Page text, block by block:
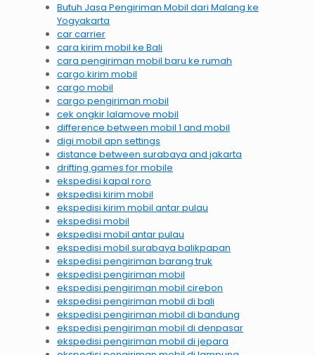
Butuh Jasa Pengiriman Mobil dari Malang ke
Yogyakarta
car carrier
cara kirim mobil ke Bali
cara pengiriman mobil baru ke rumah
cargo kirim mobil
cargo mobil
cargo pengiriman mobil
cek ongkir lalamove mobil
difference between mobil 1 and mobil
digi mobil apn settings
distance between surabaya and jakarta
drifting games for mobile
ekspedisi kapal roro
ekspedisi kirim mobil
ekspedisi kirim mobil antar pulau
ekspedisi mobil
ekspedisi mobil antar pulau
ekspedisi mobil surabaya balikpapan
ekspedisi pengiriman barang truk
ekspedisi pengiriman mobil
ekspedisi pengiriman mobil cirebon
ekspedisi pengiriman mobil di bali
ekspedisi pengiriman mobil di bandung
ekspedisi pengiriman mobil di denpasar
ekspedisi pengiriman mobil di jepara